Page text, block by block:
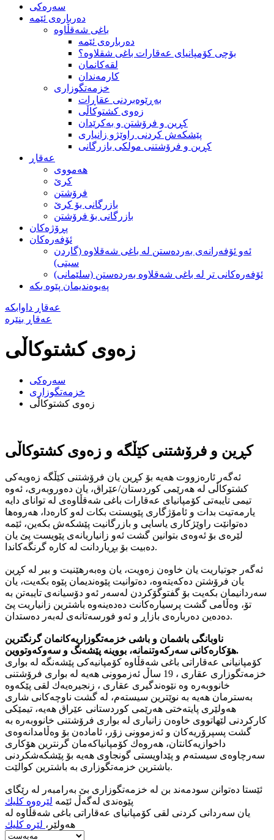
سه‌ره‌کی
ده‌رباره‌ی ئێمه
باغی شەقڵاوە
ده‌رباره‌ی ئێمه
بۆچى كۆمپانياى عەقارات باغی شقلاوە؟
لقه‌كانمان
كارمه‌ندان
خزمه‌تگوزاری
بەڕێوەبردنی عقاڕات
زەوی کشتوکاڵی
كڕين و فرۆشتن و به‌كرێدان
پێشکەش کردنی راوێژو زانیاری
کڕین و فرۆشتنی مولکی بازرگانی
عه‌قاڕ
هه‌مووی
کرێ
فرۆشتن
بازرگانی بۆ كرێ
بازرگانی بۆ فرۆشتن
پڕۆژه‌كان
ئۆفەرەکان
ئەو ئۆفەرانەی بەردەستن لە با‌غی شەقلاوە (گاردن
سیتی)
ئۆفەرەکانی تر لە باغی شەقلاوە بەردەستن (سلێمانی)
په‌یوه‌ندیمان پێوه‌ بکه
عه‌قاڕ داوابكه
عه‌قاڕ بنێره
زەوی کشتوکاڵی
سه‌ره‌کی
خزمه‌تگوزاری
زەوی کشتوکاڵی
كڕین و فرۆشتنى كێڵگه‌ و زه‌وى كشتوكاڵى
ئه‌گه‌ر ئاره‌زووت هه‌يه‌ بۆ كڕين يان فرۆشتنى كێڵگه‌ زه‌ويه‌كى
کشتوكاڵى له‌ هه‌رێمى كوردستان/عێراق، يان ده‌وروبه‌رى، ئه‌وه‌
تيمى تايبه‌تى كۆمپانياى عه‌قارات باغى شه‌قڵاوه‌ى له‌ تواناى دايه‌
يارمه‌تيت بدات و ئامۆژگارى پێويستت بكات له‌و كاره‌دا، هه‌روه‌ها
ده‌توانێت راوێژكارى ياسايى و بازرگانيت پێشكه‌ش بكه‌ين، ئێمه‌
لێره‌ى بۆ ئه‌وه‌ى بتوانين گشت ئه‌و زانياريانه‌ى پێويست پێ يان
ده‌بيت بۆ بڕياردانت له‌ كاره‌ گرنگه‌كاندا.
ئه‌گه‌ر جوتياريت يان خاوه‌ن زه‌ويت، يان وه‌به‌رهێنيت و بير له‌ كڕين
يان فرۆشتن ده‌كه‌يته‌وه‌، ده‌توانيت پێوه‌نديمان پێوه‌ بكه‌يت، يان
سه‌ردانيمان بكه‌يت بۆ گفتوگۆكردن له‌سه‌ر ئه‌و دۆسيانه‌ى تايبه‌تن به‌
تۆ، وه‌ڵامى گشت پرسياره‌كانت ده‌ده‌ينه‌وه‌ باشترين زانياريت پێ
ده‌ده‌ين ده‌رباره‌ى بازاڕ و ئه‌و فورسه‌تانه‌ى له‌به‌ر ده‌ستدان.
ناوبانگى باشمان و باشى خزمه‌تگوزاريه‌كانمان گرنگترين
هۆكاره‌كانى سه‌ركه‌وتنمانه‌، بووينه‌ پێشه‌نگ و سه‌وكه‌وتووين.
كۆمپانيانى عه‌قاراتى باغى شه‌قڵاوه‌ كۆمپانيه‌كى پێشه‌نگه‌ له‌ بوارى
خزمەتگوزاری عقاری ، 19 ساڵ ئه‌زموونى هه‌يه‌ له‌ بوارى فرۆشتنى
خانووبه‌ره‌ وە نێوەندگیری عقاری ، زنجيره‌يه‌ك لقى پێكه‌وه‌
به‌سترمان هه‌يه‌ به‌ نوێترين سيسته‌م، له‌ گشت ناوچه‌كانى شارى
هه‌ولێرى پايته‌ختى هه‌رێمى كوردستانى عێراق هه‌يه‌، تيمێكى
كاركردنى لێهاتووى خاوه‌ن زانيارى له‌ بوارى فرۆشتنى خانووبه‌ره‌ به‌
گشت پسپرۆريه‌كان و ئه‌زموونى زۆر، ئاماده‌ن بۆ وه‌ڵامدانه‌وه‌ى
داخوازيه‌كانتان، هه‌روه‌ك كۆمپانياكه‌مان گرنترين هۆكارى
سه‌رچاوه‌ى سيسته‌م و پێداويستى گونجاوى هه‌يه‌ بۆ پێشكه‌شكردنى
باشترين خزمه‌تگوزارى به‌ باشترين كوالێت.
ئێستا ده‌توانن سودمه‌ند بن له‌ خزمه‌تگوزارى بێ به‌رامبه‌ر له‌ رێگاى
پێوه‌ندى له‌گه‌ڵ ئێمه‌ لێره‌وه‌ كليك
يان سه‌ردانى كردنى لقى كۆمپانياى عه‌قاراتى باغى شه‌قڵاوه‌ له‌
هه‌ولێر، لێره‌ كليك